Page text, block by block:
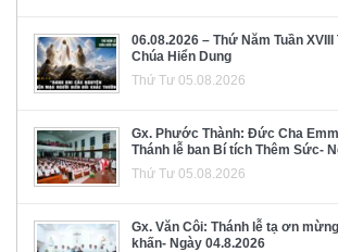
06.08.2026 – Thứ Năm Tuần
Chúa Hiển Dung
Thứ Tư 05.08.2026
Gx. Phước Thành: Đức Cha
Thánh lễ ban Bí tích Thêm Sức-
Thứ Tư 05.08.2026
Gx. Văn Côi: Thánh lễ tạ ơn
khấn- Ngày 04.8.2026